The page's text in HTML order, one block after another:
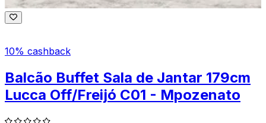
10% cashback
Balcão Buffet Sala de Jantar 179cm
Lucca Off/Freijó C01 - Mpozenato